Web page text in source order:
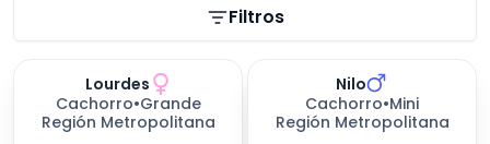
Filtros
Lourdes
Cachorro•Grande
Región Metropolitana
Nilo
Cachorro•Mini
Región Metropolitana